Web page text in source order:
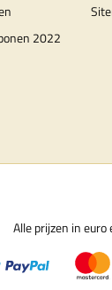
2022
Alle prijzen in